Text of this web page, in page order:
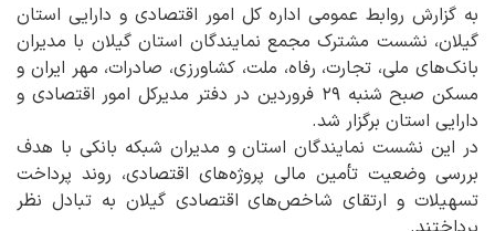
به گزارش روابط عمومی اداره کل امور اقتصادی و دارایی استان
گیلان، نشست مشترک مجمع نمایندگان استان گیلان با مدیران
بانک‌های ملی، تجارت، رفاه، ملت، کشاورزی، صادرات، مهر ایران و
مسکن صبح شنبه ۲۹ فروردین در دفتر مدیرکل امور اقتصادی و
دارایی استان برگزار شد.
در این نشست نمایندگان استان و مدیران شبکه بانکی با هدف
بررسی وضعیت تأمین مالی پروژه‌های اقتصادی، روند پرداخت
تسهیلات و ارتقای شاخص‌های اقتصادی گیلان به تبادل نظر